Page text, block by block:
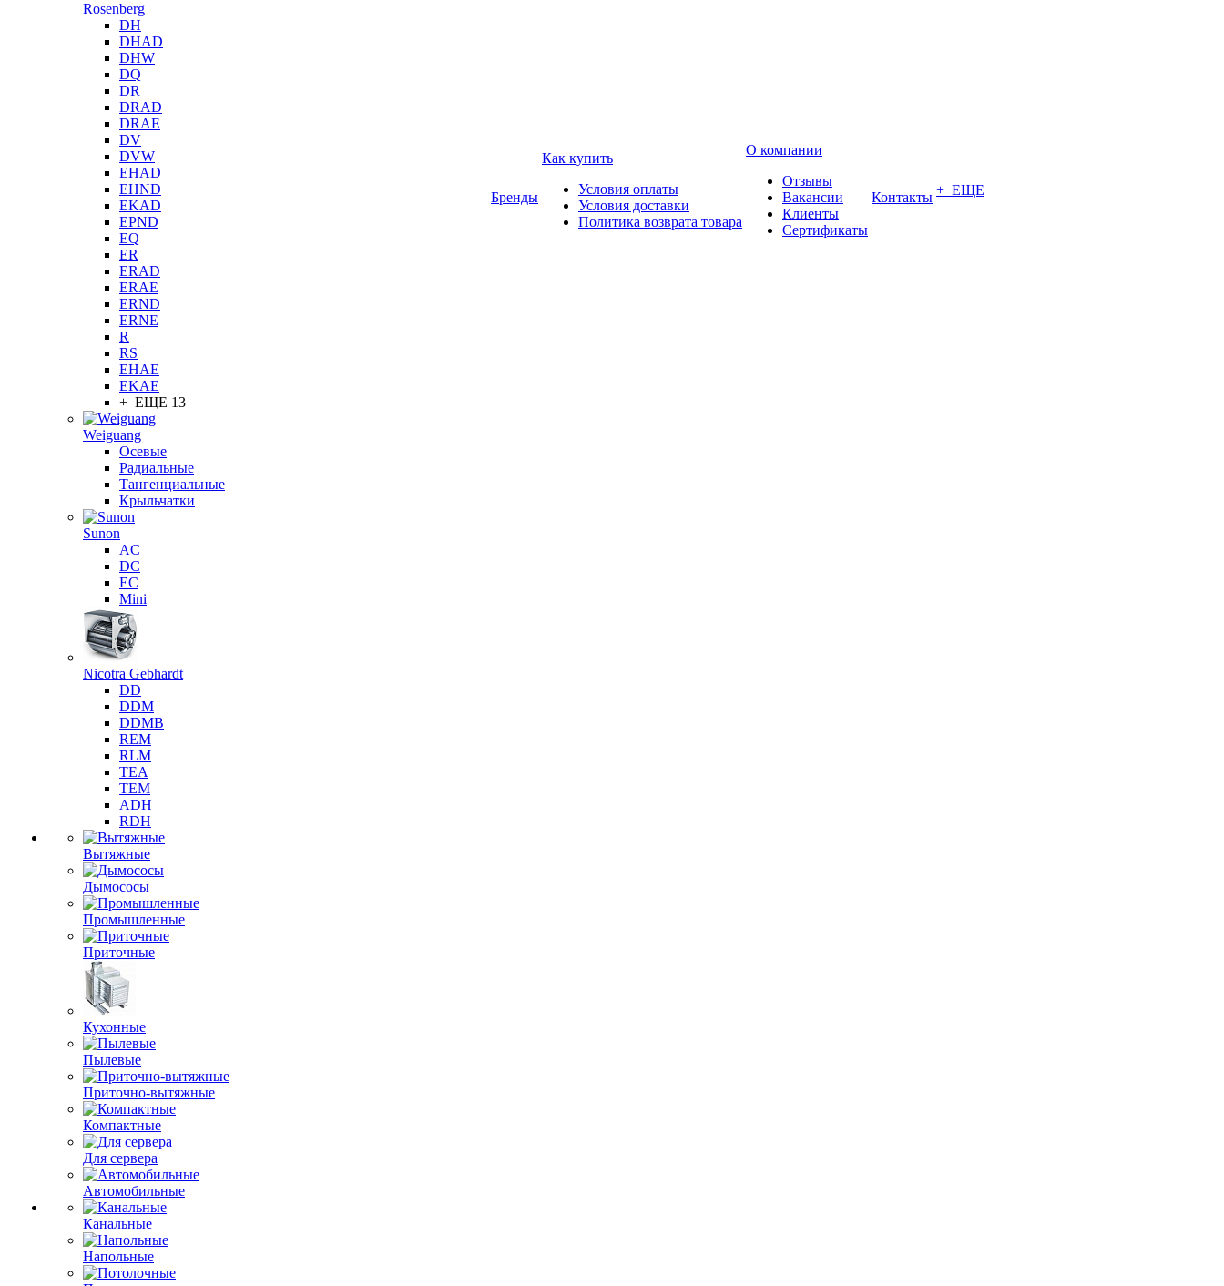
Rosenberg
DH
DHAD
DHW
DQ
DR
DRAD
DRAE
DV
DVW
EHAD
EHND
EKAD
EPND
EQ
ER
ERAD
ERAE
ERND
ERNE
R
RS
EHAE
EKAE
+ ЕЩЕ 13
Weiguang
Осевые
Радиальные
Тангенциальные
Крыльчатки
Sunon
AC
DC
EC
Mini
Nicotra Gebhardt
DD
DDM
DDMB
REM
RLM
TEA
TEM
ADH
RDH
Вытяжные
Дымососы
Промышленные
Приточные
Кухонные
Пылевые
Приточно-вытяжные
Компактные
Для сервера
Автомобильные
Канальные
Напольные
Бренды
Как купить
Условия оплаты
Условия доставки
Политика возврата товара
О компании
Отзывы
Вакансии
Клиенты
Сертификаты
Контакты + ЕЩЕ